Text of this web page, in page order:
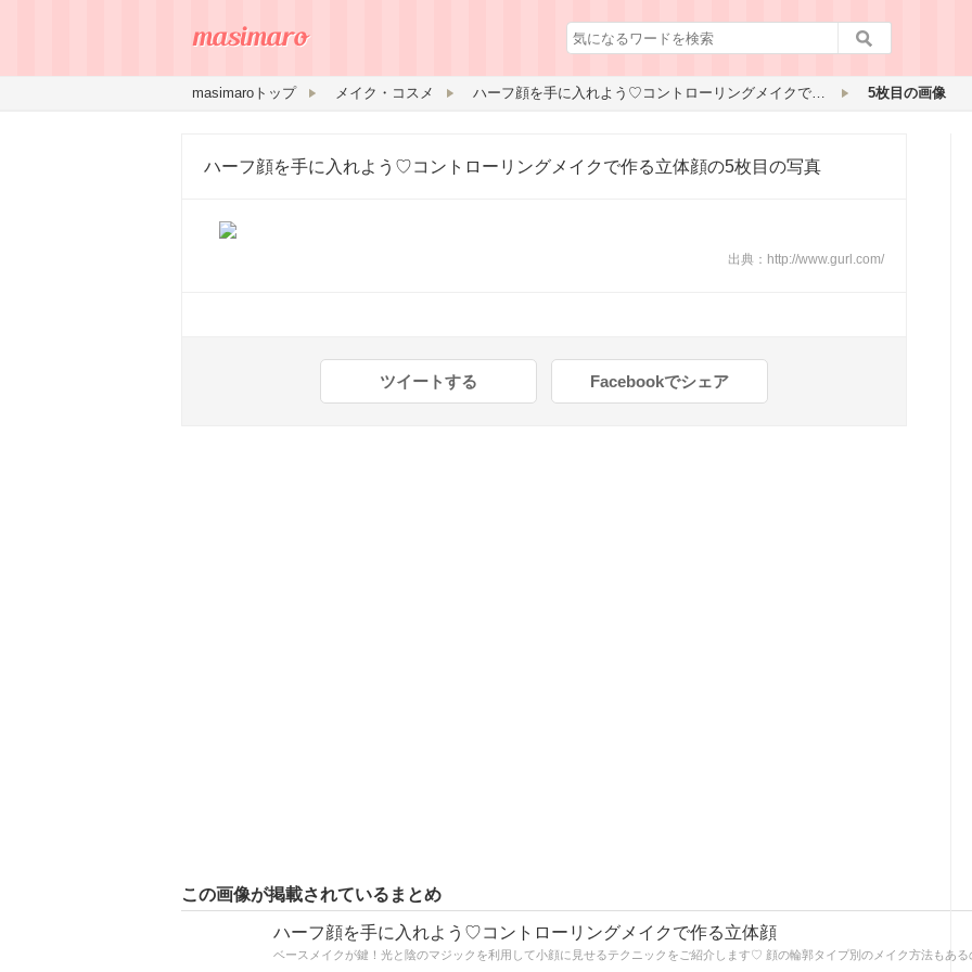
masimaroトップ メイク・コスメ ハーフ顔を手に入れよう♡コントローリングメイクで作る立体顔 5枚目の画像
ハーフ顔を手に入れよう♡コントローリングメイクで作る立体顔の5枚目の写真
出典： http://www.gurl.com/
ツイートする Facebookでシェア
この画像が掲載されているまとめ
ハーフ顔を手に入れよう♡コントローリングメイクで作る立体顔
ベースメイクが鍵！光と陰のマジックを利用して小顔に見せるテクニックをご紹介します♡ 顔の輪郭タイプ別のメイク方法もある